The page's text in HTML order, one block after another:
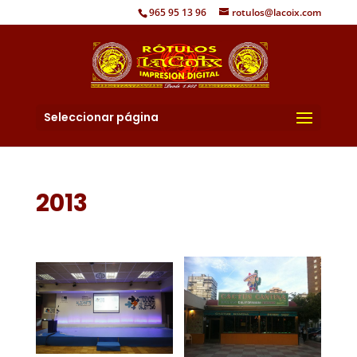
965 95 13 96 rotulos@lacoix.com
Seleccionar página
2013